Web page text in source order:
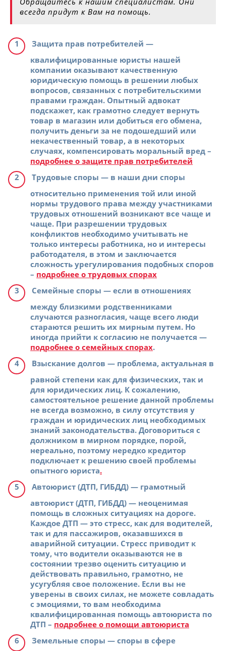
всегда придут к Вам на помощь.
Защита прав потребителей —
квалифицированные юристы нашей
компании оказывают качественную
юридическую помощь в решении любых
вопросов, связанных с потребительскими
правами граждан. Опытный адвокат
подскажет, как грамотно следует вернуть
товар в магазин или добиться его обмена,
получить деньги за не подошедший или
некачественный товар, а в некоторых
случаях, компенсировать моральный вред –
подробнее о защите прав потребителей
Трудовые споры — в наши дни споры
относительно применения той или иной
нормы трудового права между участниками
трудовых отношений возникают все чаще и
чаще. При разрешении трудовых
конфликтов необходимо учитывать не
только интересы работника, но и интересы
работодателя, в этом и заключается
сложность урегулирования подобных споров
– подробнее о трудовых спорах
Семейные споры — если в отношениях
между близкими родственниками
случаются разногласия, чаще всего люди
стараются решить их мирным путем. Но
иногда прийти к согласию не получается —
подробнее о семейных спорах.
Взыскание долгов — проблема, актуальная в
равной степени как для физических, так и
для юридических лиц. К сожалению,
самостоятельное решение данной проблемы
не всегда возможно, в силу отсутствия у
граждан и юридических лиц необходимых
знаний законодательства. Договориться с
должником в мирном порядке, порой,
нереально, поэтому нередко кредитор
подключает к решению своей проблемы
опытного юриста.
Автоюрист (ДТП, ГИБДД) — грамотный
автоюрист (ДТП, ГИБДД) — неоценимая
помощь в сложных ситуациях на дороге.
Каждое ДТП — это стресс, как для водителей,
так и для пассажиров, оказавшихся в
аварийной ситуации. Стресс приводит к
тому, что водители оказываются не в
состоянии трезво оценить ситуацию и
действовать правильно, грамотно, не
усугубляя свое положение. Если вы не
уверены в своих силах, не можете совладать
с эмоциями, то вам необходима
квалифицированная помощь автоюриста по
ДТП – подробнее о помощи автоюриста
Земельные споры — споры в сфере